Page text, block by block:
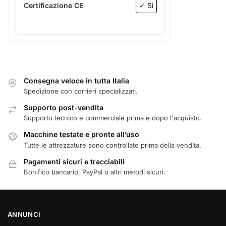
Certificazione CE ✓ Sì
Consegna veloce in tutta Italia
Spedizione con corrieri specializzati.
Supporto post-vendita
Supporto tecnico e commerciale prima e dopo l'acquisto.
Macchine testate e pronte all’uso
Tutte le attrezzature sono controllate prima della vendita.
Pagamenti sicuri e tracciabili
Bonifico bancario, PayPal o altri metodi sicuri.
ANNUNCI